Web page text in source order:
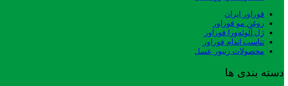
فوراور ایران
روغن مو فوراور
ژل آلوئه‌ورا فوراور
تناسب اندام فوراور
محصولات زنبور عسل
دسته بندی ها